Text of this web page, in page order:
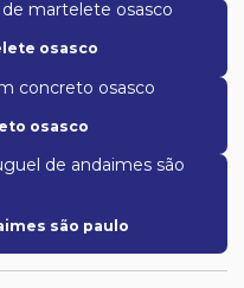
osasco
osasco
são paulo